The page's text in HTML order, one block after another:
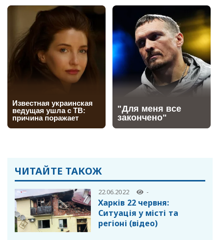
ЧИТАЙТЕ ТАКОЖ
22.06.2022 -
Харків 22 червня:
Cитуація у місті та
регіоні (відео)